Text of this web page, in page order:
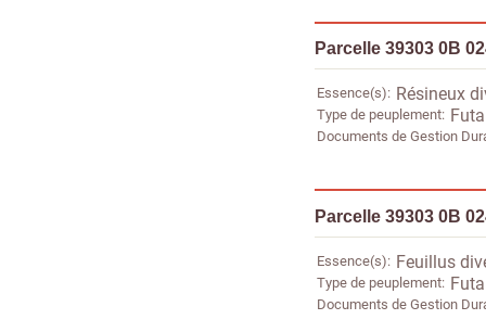
Parcelle 39303 0B
Essence(s) Résineux
Type de peuplement
Documents de Gestion
Parcelle 39303 0B
Essence(s) Feuillus
Type de peuplement
Documents de Gestion